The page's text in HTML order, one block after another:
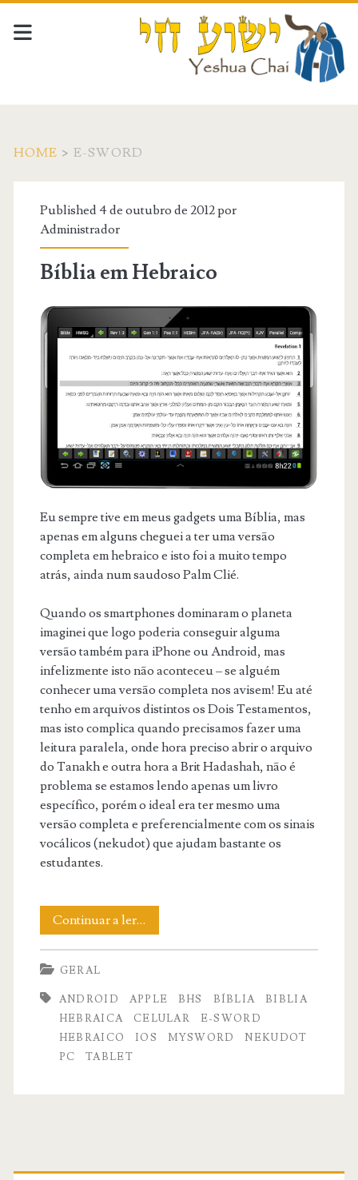
HOME > E-SWORD
Tag:
<span>e-
sword</span>
Published 4 de outubro de 2012 por
Administrador
Bíblia em Hebraico
Eu sempre tive em meus gadgets uma Bíblia, mas
apenas em alguns cheguei a ter uma versão
completa em hebraico e isto foi a muito tempo
atrás, ainda num saudoso Palm Clié.
Quando os smartphones dominaram o planeta
imaginei que logo poderia conseguir alguma
versão também para iPhone ou Android, mas
infelizmente isto não aconteceu – se alguém
conhecer uma versão completa nos avisem! Eu até
tenho em arquivos distintos os Dois Testamentos,
mas isto complica quando precisamos fazer uma
leitura paralela, onde hora preciso abrir o arquivo
do Tanakh e outra hora a Brit Hadashah, não é
problema se estamos lendo apenas um livro
específico, porém o ideal era ter mesmo uma
versão completa e preferencialmente com os sinais
vocálicos (nekudot) que ajudam bastante os
estudantes.
Continuar a ler…
em
GERAL
ANDROID APPLE BHS BÍBLIA
BIBLIA
HEBRAICA
CELULAR
E-SWORD
HEBRAICO
IOS MYSWORD
NEKUDOT
PC
TABLET
Primary